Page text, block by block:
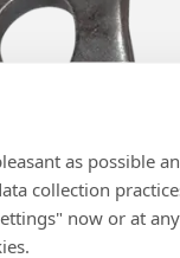
as possible
collection
now or at any
46288 B